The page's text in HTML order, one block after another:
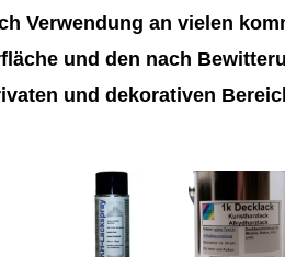
Verwendung an vielen
und den nach
und dekorativen
Dieses
Produkt